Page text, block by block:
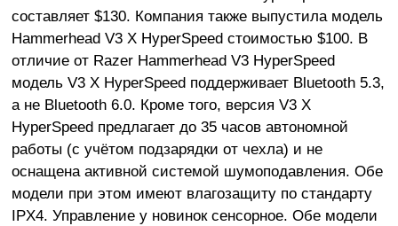
составляет $130. Компания также выпустила модель
Hammerhead V3 X HyperSpeed стоимостью $100. В
отличие от Razer Hammerhead V3 HyperSpeed
модель V3 X HyperSpeed поддерживает Bluetooth 5.3,
а не Bluetooth 6.0. Кроме того, версия V3 X
HyperSpeed предлагает до 35 часов автономной
работы (с учётом подзарядки от чехла) и не
оснащена активной системой шумоподавления. Обе
модели при этом имеют влагозащиту по стандарту
IPX4. Управление у новинок сенсорное. Обе модели